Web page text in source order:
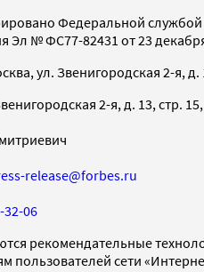
Федеральной
Эл № ФС77-82431 от 23
ул. Звенигородская 2-я, д.
2-я, д. 13, стр.
release@forbes.ru
32-06
рекомендательные
пользователей сети